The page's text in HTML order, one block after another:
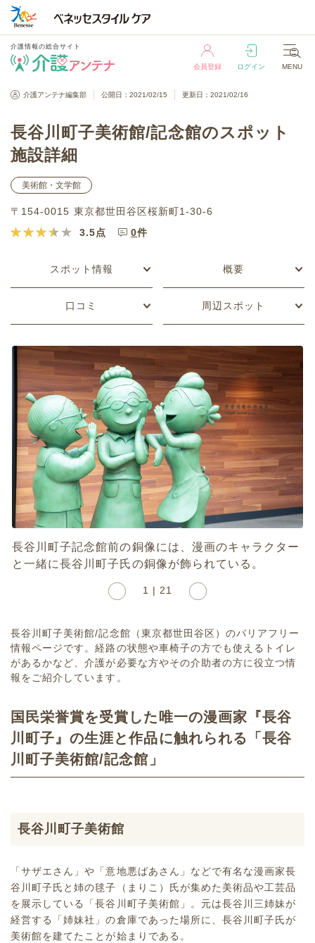
介護情報の総合サイト
会員登録 ログイン MENU
介護情報の総合サイト
介護アンテナ編集部 公開日：2021/02/15 更新日：2021/02/16
長谷川町子美術館/記念館のスポット
施設詳細
美術館・文学館
〒154-0015 東京都世田谷区桜新町1-30-6
3.5点 0件
スポット情報 概要
口コミ 周辺スポット
長谷川町子記念館前の銅像には、漫画のキャラクター
と一緒に長谷川町子氏の銅像が飾られている。
1 | 21
長谷川町子美術館/記念館（東京都世田谷区）のバリアフリー
情報ページです。経路の状態や車椅子の方でも使えるトイレ
があるかなど、介護が必要な方やその介助者の方に役立つ情
報をご紹介しています。
国民栄誉賞を受賞した唯一の漫画家『長谷
川町子』の生涯と作品に触れられる「長谷
川町子美術館/記念館」
長谷川町子美術館
「サザエさん」や「意地悪ばあさん」などで有名な漫画家長
谷川町子氏と姉の毬子（まりこ）氏が集めた美術品や工芸品
を展示している「長谷川町子美術館」。元は長谷川三姉妹が
経営する「姉妹社」の倉庫であった場所に、長谷川町子氏が
美術館を建てたことが始まりである。